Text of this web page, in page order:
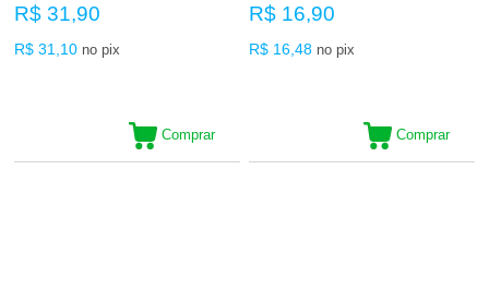
R$ 31,90
R$ 31,10 no pix
Comprar
R$ 16,90
R$ 16,48 no pix
Comprar